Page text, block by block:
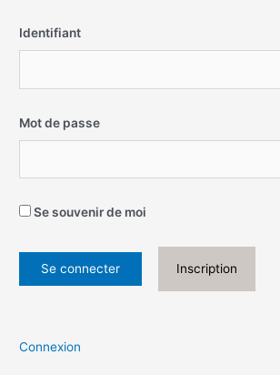
Identifiant
Mot de passe
Se souvenir de moi
Inscription
Connexion